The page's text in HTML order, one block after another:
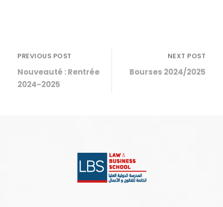
PREVIOUS POST
Nouveauté : Rentrée
2024-2025
NEXT POST
Bourses 2024/2025